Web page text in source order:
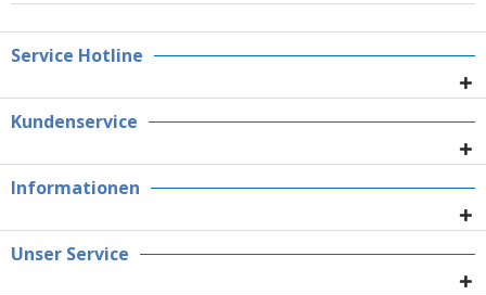
Service Hotline
Kundenservice
Informationen
Unser Service